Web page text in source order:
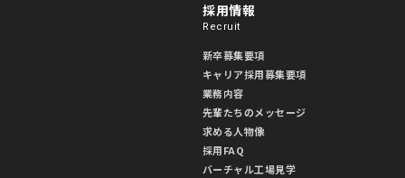
採用情報
Recruit
新卒募集要項
キャリア採用募集要項
業務内容
先輩たちのメッセージ
求める人物像
採用FAQ
バーチャル工場見学